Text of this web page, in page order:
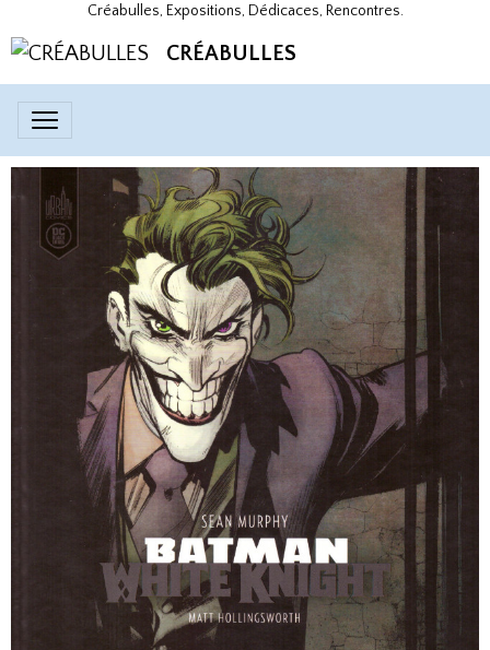
Créabulles, Expositions, Dédicaces, Rencontres.
CRÉABULLES